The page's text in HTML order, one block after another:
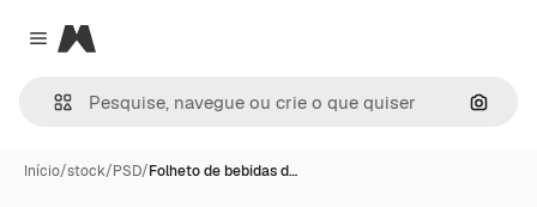
Close menu
Magnific
Início/stock/PSD/Folheto de bebidas d…